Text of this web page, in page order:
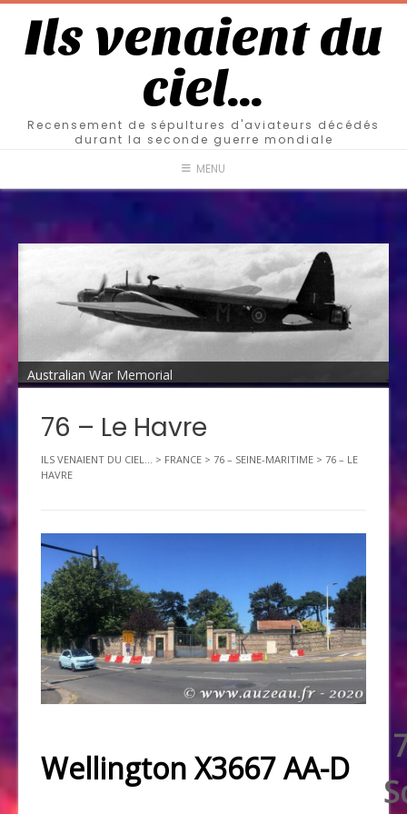
Ils venaient du
ciel…
Recensement de sépultures d'aviateurs décédés
durant la seconde guerre mondiale
MENU
Australian War Memorial
76 – Le Havre
ILS VENAIENT DU CIEL... > FRANCE > 76 – SEINE-MARITIME > 76 – LE
HAVRE
Wellington X3667 AA-D